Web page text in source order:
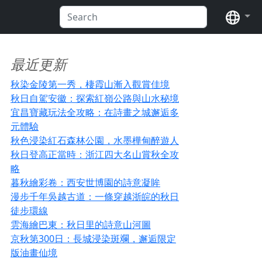
语
最近更新
秋染金陵第一秀，棲霞山漸入觀賞佳境
秋日自駕安徽：探索紅嶺公路與山水秘境
宜昌寶藏玩法全攻略：在詩畫之城邂逅多
元體驗
秋色浸染紅石森林公園，水墨樺甸醉遊人
秋日登高正當時：浙江四大名山賞秋全攻
略
暮秋繪彩卷：西安世博園的詩意凝眸
漫步千年吳越古道：一條穿越浙皖的秋日
徒步環線
雲海繪巴東：秋日里的詩意山河圖
京秋第300日：長城浸染斑斕，邂逅限定
版油畫仙境